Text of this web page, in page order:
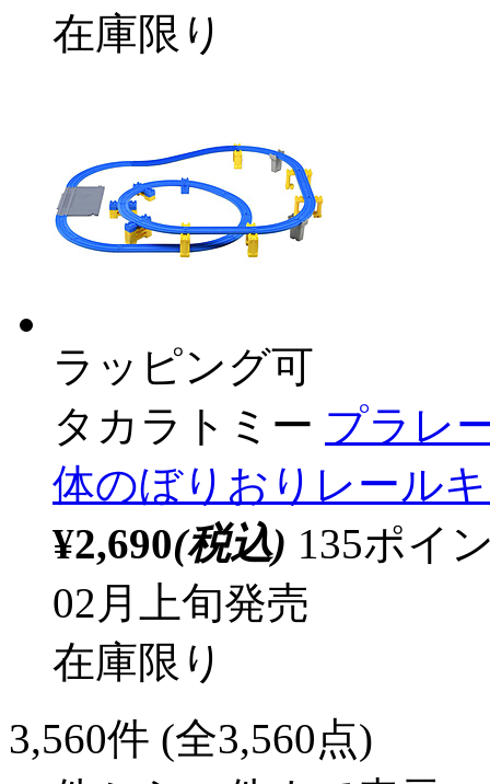
在庫限り
ラッピング可
タカラトミー プラレ
体のぼりおりレール
¥2,690(税込) 135ポイ
02月上旬発売
在庫限り
3,560件 (全3,560点)